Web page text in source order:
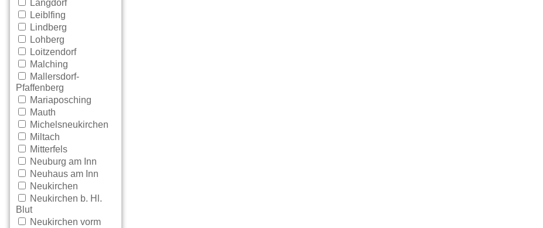
Langdorf
Leiblfing
Lindberg
Lohberg
Loitzendorf
Malching
Mallersdorf-
Pfaffenberg
Mariaposching
Mauth
Michelsneukirchen
Miltach
Mitterfels
Neuburg am Inn
Neuhaus am Inn
Neukirchen
Neukirchen b. Hl.
Blut
Neukirchen vorm